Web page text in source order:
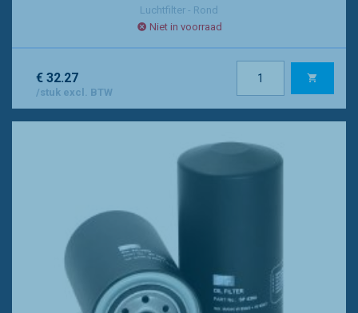
Luchtfilter - Rond
Niet in voorraad
€ 32.27
/stuk excl. BTW